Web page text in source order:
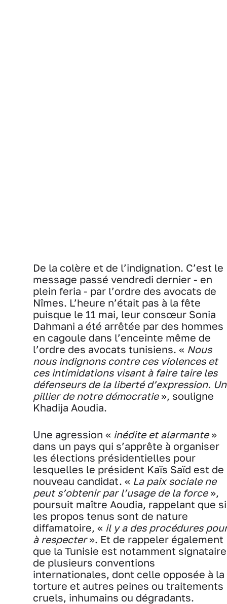
De la colère et de l’indignation. C’est le
message passé vendredi dernier - en
plein feria - par l’ordre des avocats de
Nîmes. L’heure n’était pas à la fête
puisque le 11 mai, leur consœur Sonia
Dahmani a été arrêtée par des hommes
en cagoule dans l’enceinte même de
l’ordre des avocats tunisiens. « Nous
nous indignons contre ces violences et
ces intimidations visant à faire taire les
défenseurs de la liberté d’expression. Un
pillier de notre démocratie», souligne
Khadija Aoudia.
Une agression « inédite et alarmante »
dans un pays qui s’apprête à organiser
les élections présidentielles pour
lesquelles le président Kaïs Saïd est de
nouveau candidat. « La paix sociale ne
peut s’obtenir par l’usage de la force»,
poursuit maître Aoudia, rappelant que si
les propos tenus sont de nature
diffamatoire, « il y a des procédures
à respecter». Et de rappeler également
que la Tunisie est notamment signataire
de plusieurs conventions
internationales, dont celle opposée à la
torture et autres peines ou traitements
cruels, inhumains ou dégradants.